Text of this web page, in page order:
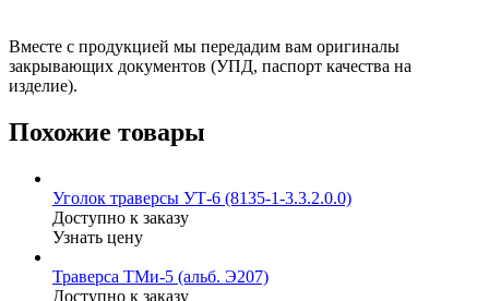
Вместе с продукцией мы передадим вам оригиналы
закрывающих документов (УПД, паспорт качества на
изделие).
Похожие товары
Уголок траверсы УТ-6 (8135-1-3.3.2.0.0)
Доступно к заказу
Узнать цену
Траверса ТМи-5 (альб. Э207)
Доступно к заказу